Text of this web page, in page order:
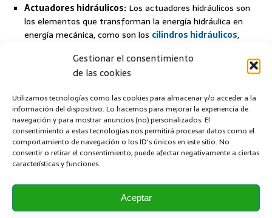
Gestionar el consentimiento
de las cookies
Utilizamos tecnologías como las cookies para almacenar y/o acceder a la
información del dispositivo. Lo hacemos para mejorar la experiencia de
navegación y para mostrar anuncios (no) personalizados. El
consentimiento a estas tecnologías nos permitirá procesar datos como el
comportamiento de navegación o los ID's únicos en este sitio. No
consentir o retirar el consentimiento, puede afectar negativamente a ciertas
características y funciones.
Aceptar
Actuadores hidráulicos: Los actuadores hidráulicos son
los elementos que transforman la energía hidráulica en
energía mecánica, como son los cilindros hidráulicos,
Contenido Relacionado:
Comparativa Hidráulica/Neumática
Tipos de bombas hidráulicas
Vaso de expansión
VÁLVULAS HIDRÁULICAS
Funcionamiento del multímetro, polímetro o tester